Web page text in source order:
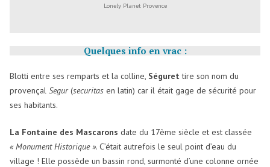
Lonely Planet Provence
Quelques info en vrac :
Blotti entre ses remparts et la colline, Séguret tire son nom du
provençal Segur(securitas en latin) car il était gage de sécurité pour
ses habitants.
La Fontaine des Mascarons date du 17ème siècle et est classée
« Monument Historique ». C’était autrefois le seul point d’eau du
village ! Elle possède un bassin rond, surmonté d’une colonne ornée